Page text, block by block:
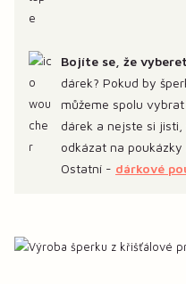
Bojíte se, že
dárek? Pokud by
můžeme spolu
dárek a nejste si
odkázat na
Ostatní - dárkové